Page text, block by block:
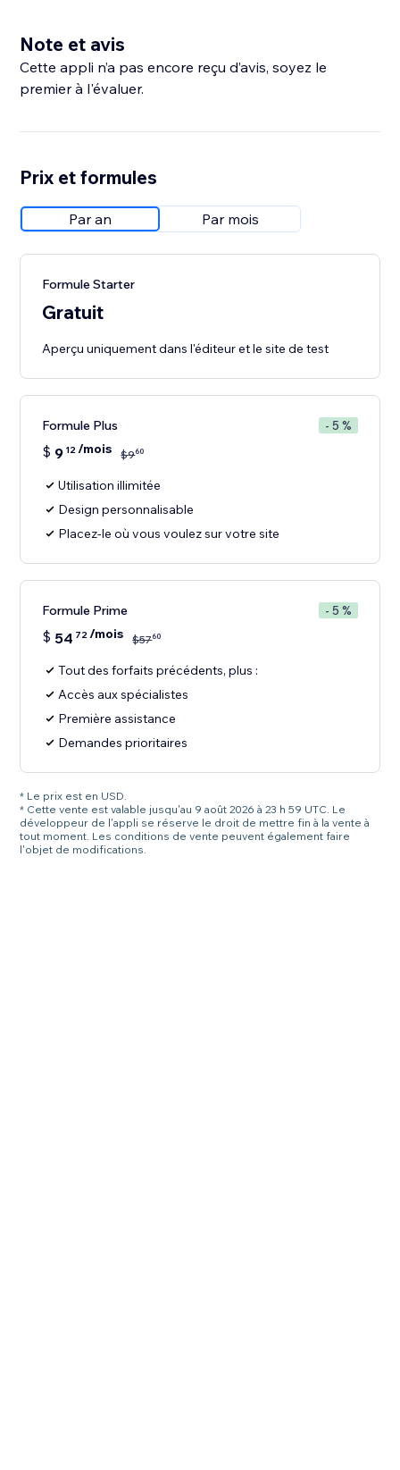
Note et avis
Cette appli n’a pas encore reçu d’avis, soyez le
premier à l'évaluer.
Prix et formules
Par an Par mois
Formule Starter
Gratuit
Aperçu uniquement dans l'éditeur et le site de test
Formule Plus - 5 %
$ 9 12/mois $960
Utilisation illimitée
Design personnalisable
Placez-le où vous voulez sur votre site
Formule Prime - 5 %
$ 54 72/mois $5760
Tout des forfaits précédents, plus :
Accès aux spécialistes
Première assistance
Demandes prioritaires
* Le prix est en USD.
* Cette vente est valable jusqu'au 9 août 2026 à 23 h 59 UTC. Le
développeur de l'appli se réserve le droit de mettre fin à la vente à
tout moment. Les conditions de vente peuvent également faire
l'objet de modifications.